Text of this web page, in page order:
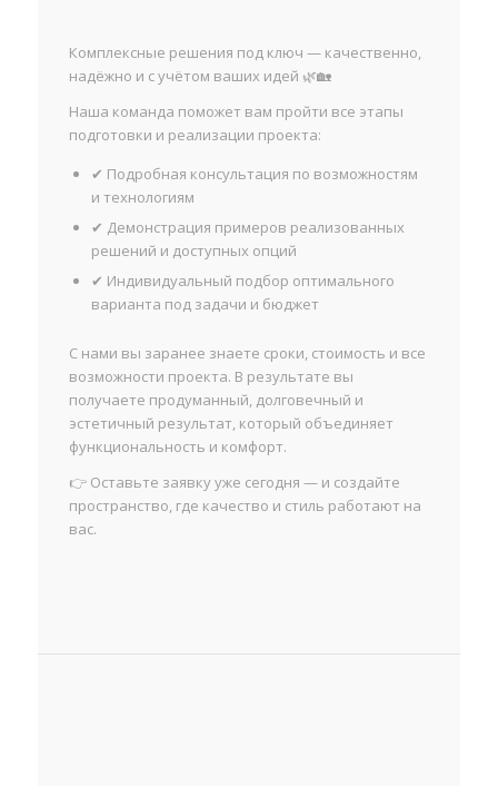
Комплексные решения под ключ — качественно,
надёжно и с учётом ваших идей 🌿🏡
Наша команда поможет вам пройти все этапы
подготовки и реализации проекта:
✔ Подробная консультация по возможностям
и технологиям
✔ Демонстрация примеров реализованных
решений и доступных опций
✔ Индивидуальный подбор оптимального
варианта под задачи и бюджет
С нами вы заранее знаете сроки, стоимость и все
возможности проекта. В результате вы
получаете продуманный, долговечный и
эстетичный результат, который объединяет
функциональность и комфорт.
👉 Оставьте заявку уже сегодня — и создайте
пространство, где качество и стиль работают на
вас.